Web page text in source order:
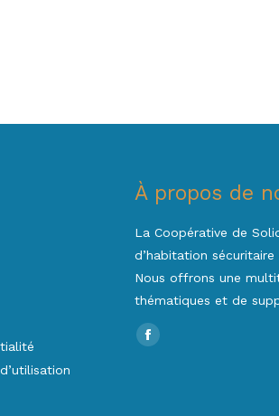
À propos de
La Coopérative de
d’habitation
Nous offrons une
thématiques et de
Trouvez nous sur :
Facebook